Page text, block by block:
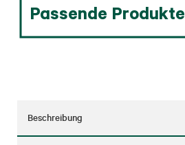
Passende Produkte
Beschreibung